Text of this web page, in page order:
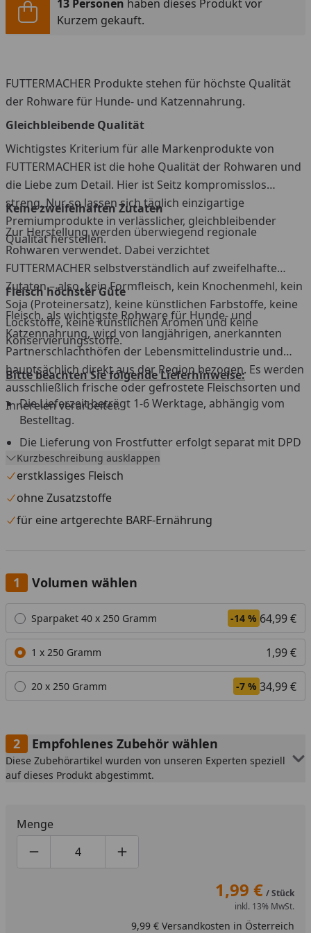
13 Personen haben dieses Produkt vor
Kurzem gekauft.
FUTTERMACHER Produkte stehen für höchste Qualität
der Rohware für Hunde- und Katzennahrung.
Gleichbleibende Qualität
Wichtigstes Kriterium für alle Markenprodukte von
FUTTERMACHER ist die hohe Qualität der Rohwaren und
die Liebe zum Detail. Hier ist Seitz kompromisslos
streng. Nur so lassen sich täglich einzigartige
Premiumprodukte in verlässlicher, gleichbleibender
Qualität herstellen.
Keine zweifelhaften Zutaten
Zur Herstellung werden überwiegend regionale
Rohwaren verwendet. Dabei verzichtet
FUTTERMACHER selbstverständlich auf zweifelhafte
Zutaten – also, kein Formfleisch, kein Knochenmehl, kein
Soja (Proteinersatz), keine künstlichen Farbstoffe, keine
Lockstoffe, keine künstlichen Aromen und keine
Konservierungsstoffe.
Fleisch höchster Güte
Fleisch, als wichtigste Rohware für Hunde- und
Katzennahrung, wird von langjährigen, anerkannten
Partnerschlachthöfen der Lebensmittelindustrie und
hauptsächlich direkt aus der Region bezogen. Es werden
ausschließlich frische oder gefrostete Fleischsorten und
Innereien verarbeitet.
Bitte beachten Sie folgende Lieferhinweise:
Die Lieferzeit beträgt 1-6 Werktage, abhängig vom
Bestelltag.
Die Lieferung von Frostfutter erfolgt separat mit DPD
aus einem Tiefkühllager.
Versandtage sind Montag bis Mittwoch, außer an
Feiertagen.
Versand nur innerhalb Deutschland und Österreich.
Eine Anlieferung an eine Packstation ist nicht möglich.
Widerrufs- und Rückgaberecht ist für dieses Produkt
nicht gültig.
Kurzbeschreibung ausklappen
erstklassiges Fleisch
ohne Zusatzstoffe
für eine artgerechte BARF-Ernährung
Volumen wählen
Alle anzeigen (3)
Sparpaket 40 x 250 Gramm -14 % 64,99 €
1 x 250 Gramm 1,99 €
20 x 250 Gramm -7 % 34,99 €
Empfohlenes Zubehör wählen
Diese Zubehörartikel wurden von unseren Experten speziell
auf dieses Produkt abgestimmt.
Menge
Produktmenge um eins verringern
Produktmenge manuell eingeben
Produktmenge um eins erhöhen
1,99 € / Stück
inkl. 13% MwSt.
9,99 € Versandkosten in Österreich